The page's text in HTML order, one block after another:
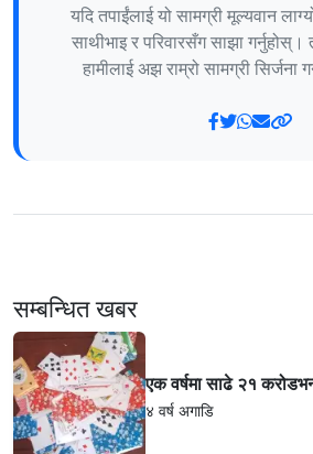
यदि तपाईंलाई यो सामग्री मूल्यवान
साथीभाइ र परिवारसँग साझा
हामीलाई अझ राम्रो सामग्री सिर्जना
सम्बन्धित खबर
एक वर्षमा साढे २१
४ वर्ष अगाडि